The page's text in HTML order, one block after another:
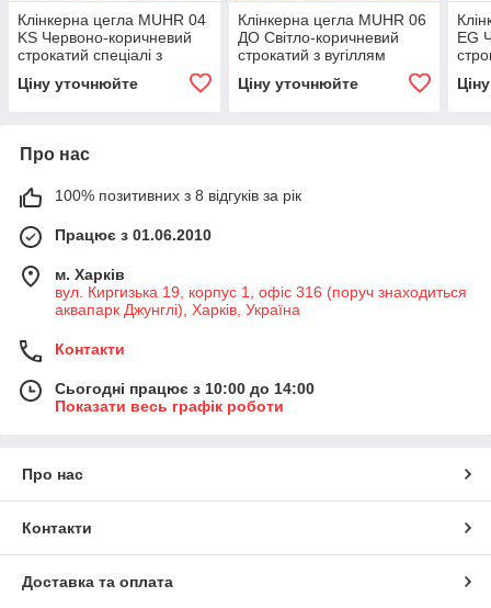
Клінкерна цегла MUHR 04
KS Червоно-коричневий
строкатий спеціалі з
Ціну уточнюйте
Клінкерна цегла MUHR 06
ДО Світло-коричневий
строкатий з вугіллям
Ціну уточнюйте
EG
Про нас
100% позитивних з 8 відгуків за рік
Працює з 01.06.2010
м. Харків
вул. Киргизька 19, корпус 1, офіс 316 (поруч знаходиться
аквапарк Джунглі), Харків, Україна
Контакти
Сьогодні працює з 10:00 до 14:00
Показати весь графік роботи
Про нас
Контакти
Доставка та оплата